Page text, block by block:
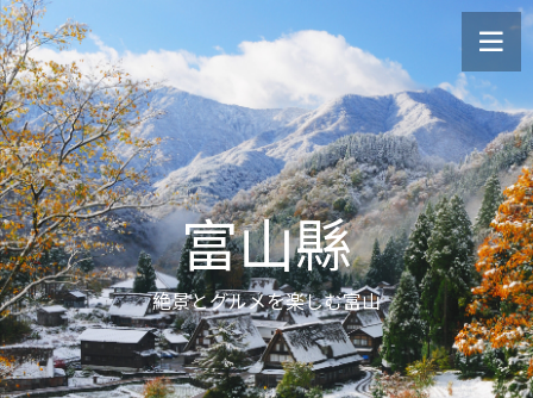
富山縣
絶景とグルメを楽しむ富山